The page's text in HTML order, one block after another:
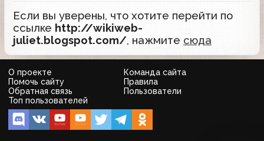
Если вы уверены, что хотите перейти по
ссылке http://wikiweb-
juliet.blogspot.com/, нажмите сюда
О проекте
Команда сайта
Помочь сайту
Правила
Обратная связь
Пользователи
Топ пользователей